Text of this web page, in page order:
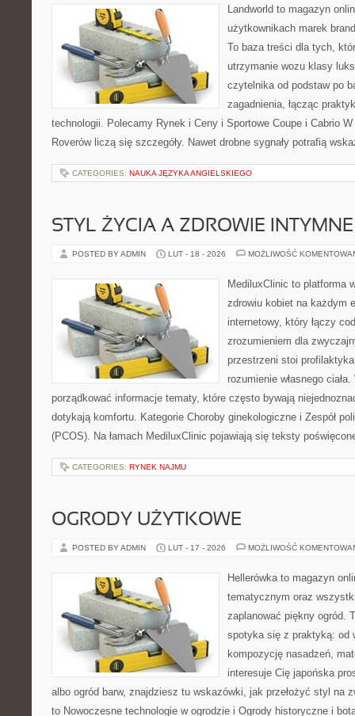
Landworld to magazyn
użytkownikach marek
To baza treści dla tych,
utrzymanie wozu klasy
czytelnika od podstaw po
zagadnienia, łącząc
technologii. Polecamy Rynek i Ceny i Sportowe Coupe i Cabrio
Roverów liczą się szczegóły. Nawet drobne sygnały potrafią
CATEGORIES: NAUKA JĘZYKA ANGIELSKIEGO
STYL ŻYCIA A ZDROWIE INTYMNE
POSTED BY ADMIN LUT - 18 - 2026 MOŻLIWOŚĆ
MediluxClinic to platforma
zdrowiu kobiet na każdym
internetowy, który łączy
zrozumieniem dla
przestrzeni stoi
rozumienie własnego
porządkować informacje tematy, które często bywają
dotykają komfortu. Kategorie Choroby ginekologiczne i Zespół
(PCOS). Na łamach MediluxClinic pojawiają się teksty
CATEGORIES: RYNEK NAJMU
OGRODY UŻYTKOWE
POSTED BY ADMIN LUT - 17 - 2026 MOŻLIWOŚĆ
Hellerówka to magazyn
tematycznym oraz
zaplanować piękny ogród.
spotyka się z praktyką: od
kompozycję nasadzeń,
interesuje Cię japońska
albo ogród barw, znajdziesz tu wskazówki, jak przełożyć styl na
to Nowoczesne technologie w ogrodzie i Ogrody historyczne i